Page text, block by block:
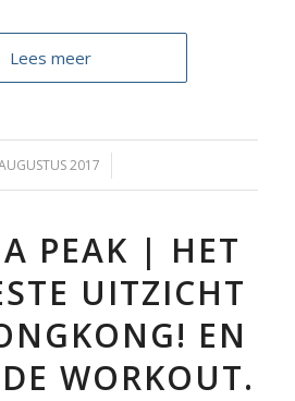
Lees meer
2017
/
PEAK | HET
UITZICHT
EN
WORKOUT.